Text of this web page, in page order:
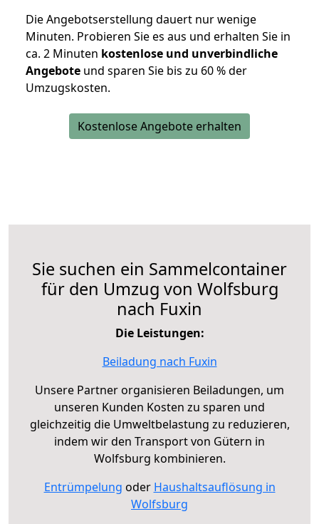
Die Angebotserstellung dauert nur wenige
Minuten. Probieren Sie es aus und erhalten Sie in
ca. 2 Minuten kostenlose und unverbindliche
Angebote und sparen Sie bis zu 60 % der
Umzugskosten.
Kostenlose Angebote erhalten
Sie suchen ein Sammelcontainer
für den Umzug von Wolfsburg
nach Fuxin
Die Leistungen:
Beiladung nach Fuxin
Unsere Partner organisieren Beiladungen, um
unseren Kunden Kosten zu sparen und
gleichzeitig die Umweltbelastung zu reduzieren,
indem wir den Transport von Gütern in
Wolfsburg kombinieren.
Entrümpelung oder Haushaltsauflösung in
Wolfsburg